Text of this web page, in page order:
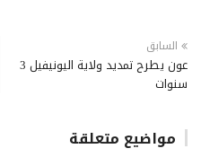
السابق
عون يطرح تمديد ولاية اليونيفيل 3
سنوات
مواضيع متعلقة